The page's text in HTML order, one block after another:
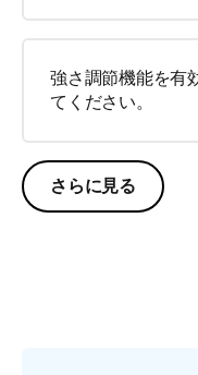
強さ調節機能を有
てください。
さらに見る